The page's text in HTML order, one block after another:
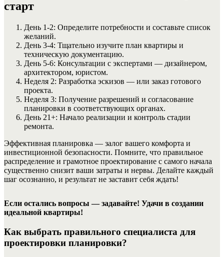
старт
День 1-2: Определите потребности и составьте список
желаний.
День 3-4: Тщательно изучите план квартиры и
техническую документацию.
День 5-6: Консультации с экспертами — дизайнером,
архитектором, юристом.
Неделя 2: Разработка эскизов — или заказ готового
проекта.
Неделя 3: Получение разрешений и согласование
планировки в соответствующих органах.
День 21+: Начало реализации и контроль стадии
ремонта.
Эффективная планировка — залог вашего комфорта и
инвестиционной безопасности. Помните, что правильное
распределение и грамотное проектирование с самого начала
существенно снизит ваши затраты и нервы. Делайте каждый
шаг осознанно, и результат не заставит себя ждать!
Если остались вопросы — задавайте! Удачи в создании
идеальной квартиры!
Как выбрать правильного специалиста для
проектировки планировки?